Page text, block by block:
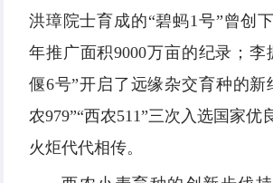
洪璋院士育成的“碧蚂1号”曾创
年推广面积9000万亩的纪录；李
偃6号”开启了远缘杂交育种的新
农979”“西农511”三次入选国家优
火炬代代相传。